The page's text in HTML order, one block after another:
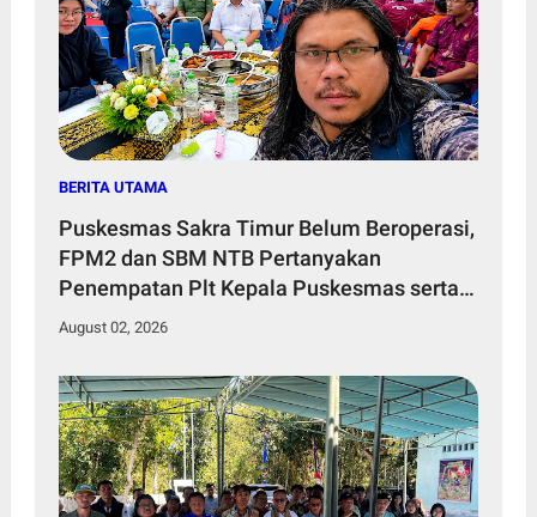
BERITA UTAMA
Puskesmas Sakra Timur Belum Beroperasi,
FPM2 dan SBM NTB Pertanyakan
Penempatan Plt Kepala Puskesmas serta
Tenaga Kesehatan
August 02, 2026